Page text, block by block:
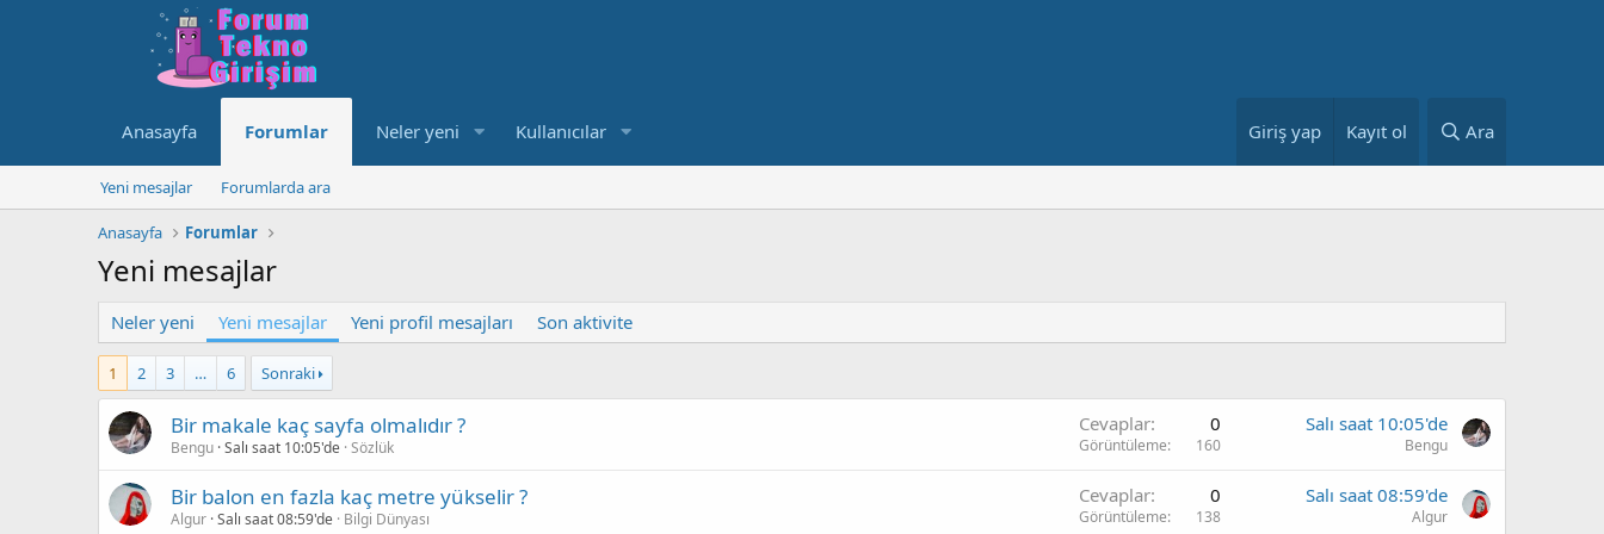
Anasayfa Forumlar Neler yeni Kullanıcılar Giriş yap Kayıt ol Ara
Yeni mesajlar Forumlarda ara
Anasayfa Forumlar
Yeni mesajlar
Neler yeni Yeni mesajlar Yeni profil mesajları Son aktivite
1 2 3 … 6 Sonraki
Bir makale kaç sayfa olmalıdır ?
Bengu Salı saat 10:05'de Sözlük
Cevaplar 0
Görüntüleme 160
Salı saat 10:05'de
Bengu
Bir balon en fazla kaç metre yükselir ?
Algur Salı saat 08:59'de Bilgi Dünyası
Cevaplar 0
Görüntüleme 138
Salı saat 08:59'de
Algur